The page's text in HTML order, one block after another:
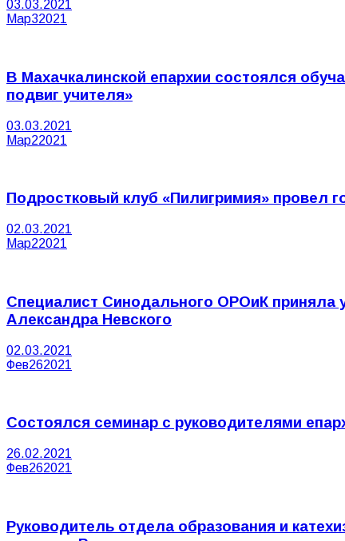
03.03.2021
Мар32021
В Махачкалинской епархии состоялся
подвиг учителя»
03.03.2021
Мар22021
Подростковый клуб «Пилигримия» провел
02.03.2021
Мар22021
Специалист Синодального ОРОиК приняла
Александра Невского
02.03.2021
Фев262021
Состоялся семинар с руководителями
26.02.2021
Фев262021
Руководитель отдела образования и